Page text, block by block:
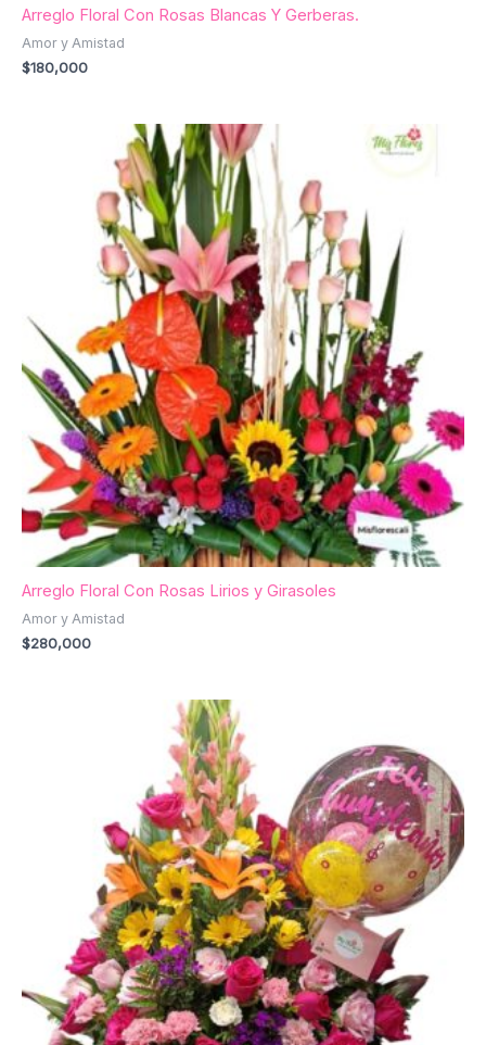
Arreglo Floral Con Rosas Blancas Y Gerberas.
Amor y Amistad
$180,000
Arreglo Floral Con Rosas Lirios y Girasoles
Amor y Amistad
$280,000